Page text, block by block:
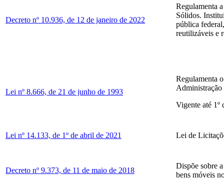
Decreto nº 10.936, de 12 de janeiro de 2022
Regulamenta
Sólidos.
pública
reutilizáveis e
Lei nº 8.666, de 21 de junho de 1993
Regulamenta
Administração
Vigente até 1º
Lei nº 14.133, de 1º de abril de 2021 Lei de
Decreto nº 9.373, de 11 de maio de 2018
Dispõe sobre
bens móveis